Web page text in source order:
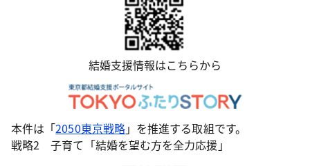
結婚支援情報はこちらから
本件は「2050東京戦略」を推進する取組です。
戦略2 子育て「結婚を望む方を全力応援」